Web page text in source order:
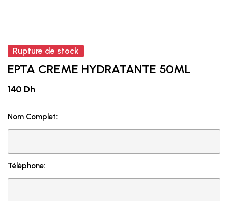
Rupture de stock
EPTA CREME HYDRATANTE 50ML
140 Dh
Nom Complet:
Téléphone: